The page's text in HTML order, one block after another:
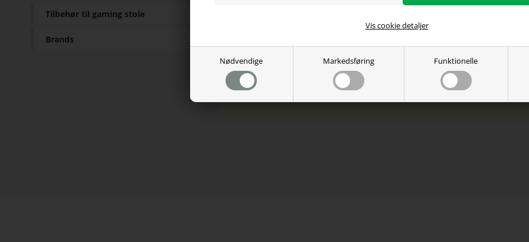
Nødvendige Markedsføring Funktionelle
Vis cookie detaljer
Tilbehør til gaming stole
Brands